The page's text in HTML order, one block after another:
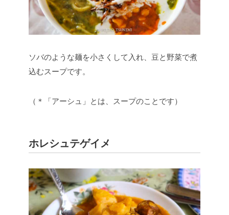
ソバのような麺を小さくして入れ、豆と野菜で煮
込むスープです。
（＊「アーシュ」とは、スープのことです）
ホレシュテゲイメ